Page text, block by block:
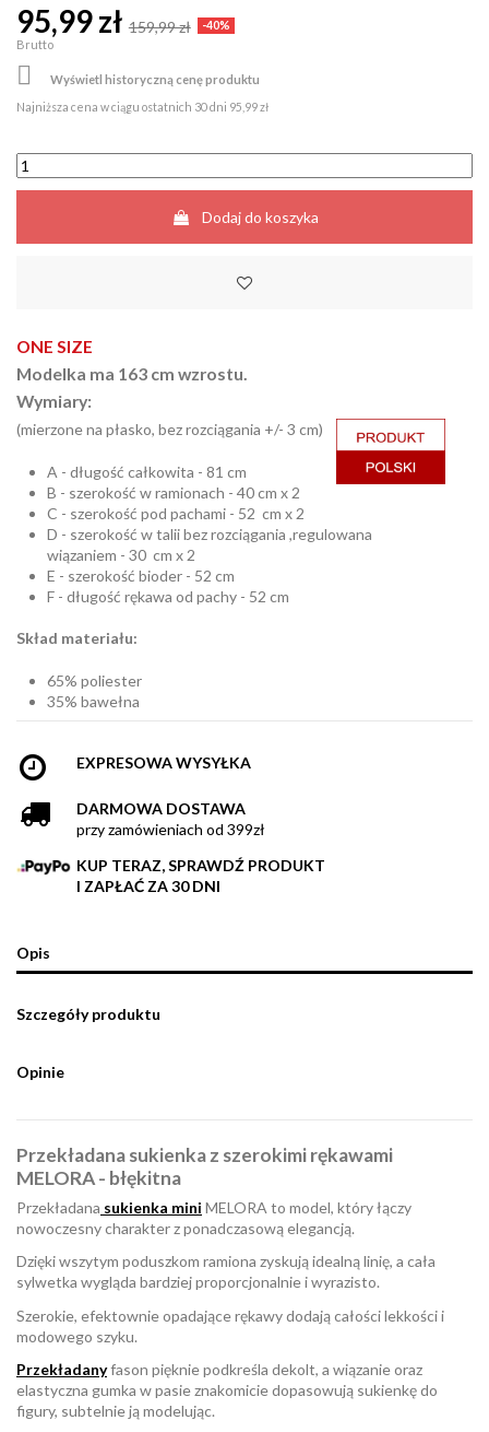
95,99 zł 159,99 zł -40%
Brutto

Wyświetl historyczną cenę produktu
Najniższa cena w ciągu ostatnich 30 dni 95,99 zł
Dodaj do koszyka
ONE SIZE
Modelka ma 163 cm wzrostu.
Wymiary:
(mierzone na płasko, bez rozciągania +/- 3 cm)
A - długość całkowita - 81 cm
B - szerokość w ramionach - 40 cm x 2
C - szerokość pod pachami - 52 cm x 2
D - szerokość w talii bez rozciągania ,regulowana
wiązaniem - 30 cm x 2
E - szerokość bioder - 52 cm
F - długość rękawa od pachy - 52 cm
Skład materiału:
65% poliester
35% bawełna
EXPRESOWA WYSYŁKA
DARMOWA DOSTAWA
przy zamówieniach od 399zł
KUP TERAZ, SPRAWDŹ PRODUKT
I ZAPŁAĆ ZA 30 DNI
Opis
Szczegóły produktu
Opinie
Przekładana sukienka z szerokimi rękawami
MELORA - błękitna
Przekładana sukienka mini MELORA to model, który łączy
nowoczesny charakter z ponadczasową elegancją.
Dzięki wszytym poduszkom ramiona zyskują idealną linię, a cała
sylwetka wygląda bardziej proporcjonalnie i wyrazisto.
Szerokie, efektownie opadające rękawy dodają całości lekkości i
modowego szyku.
Przekładanyfason pięknie podkreśla dekolt, a wiązanie oraz
elastyczna gumka w pasie znakomicie dopasowują sukienkę do
figury, subtelnie ją modelując.